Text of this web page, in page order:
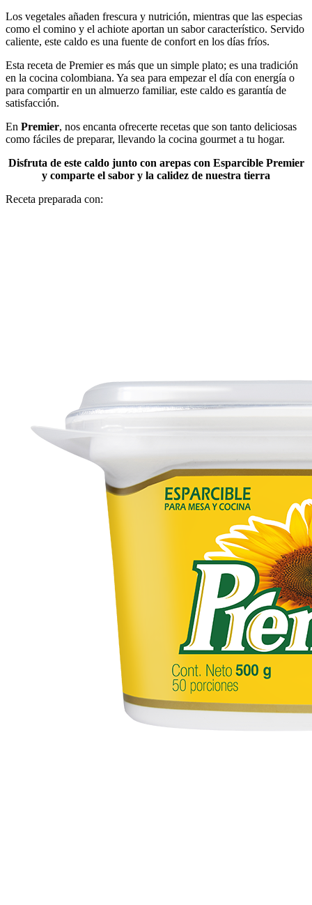
Los vegetales añaden frescura y nutrición, mientras que las especias
como el comino y el achiote aportan un sabor característico. Servido
caliente, este caldo es una fuente de confort en los días fríos.
Esta receta de Premier es más que un simple plato; es una tradición
en la cocina colombiana. Ya sea para empezar el día con energía o
para compartir en un almuerzo familiar, este caldo es garantía de
satisfacción.
En Premier, nos encanta ofrecerte recetas que son tanto deliciosas
como fáciles de preparar, llevando la cocina gourmet a tu hogar.
Disfruta de este caldo junto con arepas con Esparcible Premier
y comparte el sabor y la calidez de nuestra tierra
Receta preparada con: